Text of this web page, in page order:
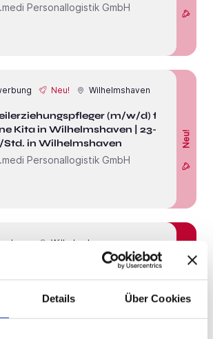
Details Über Cookies
Personallogistik GmbH
Neu! Wilhelmshaven
(m/w/d) für
Kita in Wilhelmshaven | 23-26
in Wilhelmshaven
Personallogistik GmbH
Neu!
Wilhelmshaven
Oberarzt Geriatrie
w/d)
YOUR EXPERT – MEDICAL
Schnelle Bewerbung